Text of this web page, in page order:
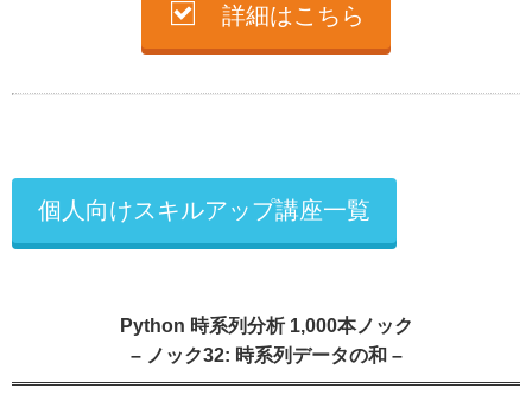
詳細はこちら
個人向けスキルアップ講座一覧
Python 時系列分析 1,000本ノック
– ノック32: 時系列データの和 –